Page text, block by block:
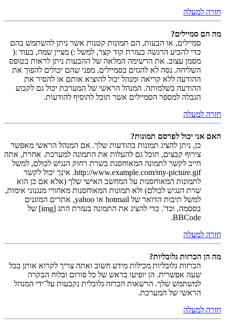
חזרה למעלה
מה הם סמיילים?
סמיילים, או הבעות, הם תמונות קטנות אשר ניתן להשתמש בהם
כדי להביע הרגשה בעזרת קוד קצר, למשל :) מציין שמח, בעוד :(
מסמן עצוב. את הרשימה המלאה של ההבעות ניתן לראות בטופס
השליחה. נסה לא להגזים בסמיילים, מפני שהם יכולים להפוך את
ההודעה ללא קריאה ומנהל יכול להוציא אותם או להסיר את
ההודעה בשלמותה. המנהל הראשי של המערכת יכול גם לקבוע
הגבלה למספר הסמיילים אשר תוכל להוסיף להודעות.
חזרה למעלה
האם אני יכול לפרסם תמונות?
כן, ניתן להציג תמונות בהודעות שלך. אם המנהל הראשי מאפשר
צירוף קבצים, תוכל גם להעלות את התמונה למערכת. אחרת, אתה
חייב לקשר לתמונה המאוחסנת בשרת רחוק הנגיש לכולם, למשל
http://www.example.com/my-picture.gif. אינך יכול לקשר
לתמונות המאוחסנות על המחשב האישי שלך (אלא אם כן הוא
שרת הנגיש לכולם) ולא תמונות המאוחסנות מאחורי מנגנוני אימות,
למשל תיבות הדואר של hotmail או yahoo, אתרים המוגנים
בססמה, וכד'. כדי להציג את התמונה בעזרת התג [img] של
BBCode.
חזרה למעלה
מה הן הכרזות גלובליות?
הכרזות גלובליות מכילות מידע חשוב ואתה צריך לקרוא אותן בכל
שעה אפשרית. הן יופיעו בראש של כל פורום ובלוח הבקרה
למשתמש שלך. הרשאות הכרזה גלובלית נקבעות על־ידי המנהל
הראשי של המערכת.
חזרה למעלה